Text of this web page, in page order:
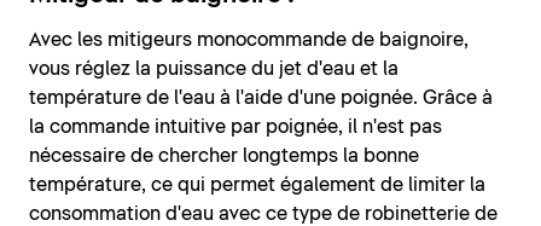
Avec les mitigeurs monocommande de baignoire,
vous réglez la puissance du jet d'eau et la
température de l'eau à l'aide d'une poignée. Grâce à
la commande intuitive par poignée, il n'est pas
nécessaire de chercher longtemps la bonne
température, ce qui permet également de limiter la
consommation d'eau avec ce type de robinetterie de